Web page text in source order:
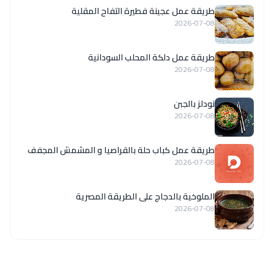
طريقة عمل عجينة فطيرة التفاح المقلية
2026-07-08
طريقة عمل دلكة المحلب السودانية
2026-07-08
نودلز بالجبن
2026-07-08
طريقة عمل كباب حلة بالقراصيا و المشمش المجفف
2026-07-08
الملوخية بالدجاج على الطريقة المصرية
2026-07-08